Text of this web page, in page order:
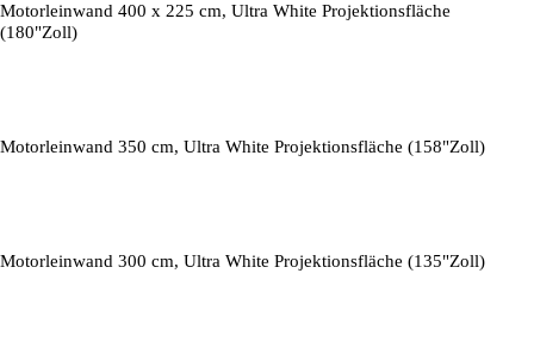
Motorleinwand 400 x 225 cm, Ultra White Projektionsfläche
(180"Zoll)
Motorleinwand 350 cm, Ultra White Projektionsfläche (158"Zoll)
Motorleinwand 300 cm, Ultra White Projektionsfläche (135"Zoll)